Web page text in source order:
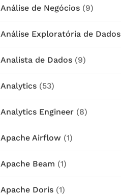
Análise de Negócios (9)
Análise Exploratória de Dados
Analista de Dados (9)
Analytics (53)
Analytics Engineer (8)
Apache Airflow (1)
Apache Beam (1)
Apache Doris (1)